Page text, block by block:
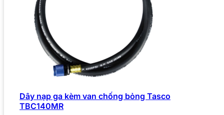
Dây nạp ga kèm van chống bỏng Tasco
TBC140MR